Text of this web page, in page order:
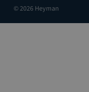
© 2026 Heyman